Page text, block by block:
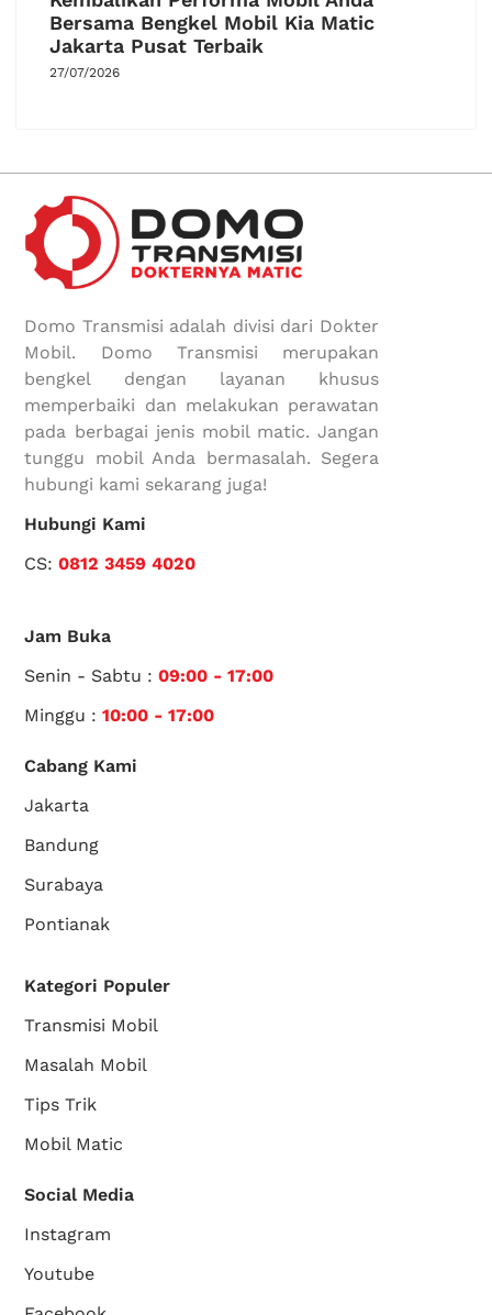
Bersama Bengkel Mobil Kia Matic
Jakarta Pusat Terbaik
27/07/2026
Domo Transmisi adalah divisi dari Dokter
Mobil. Domo Transmisi merupakan
bengkel dengan layanan khusus
memperbaiki dan melakukan perawatan
pada berbagai jenis mobil matic. Jangan
tunggu mobil Anda bermasalah. Segera
hubungi kami sekarang juga!
Hubungi Kami
CS:0812 3459 4020
Jam Buka
Senin - Sabtu :09:00 - 17:00
Minggu :10:00 - 17:00
Cabang Kami
Jakarta
Bandung
Surabaya
Pontianak
Kategori Populer
Transmisi Mobil
Masalah Mobil
Tips Trik
Mobil Matic
Social Media
Instagram
Youtube